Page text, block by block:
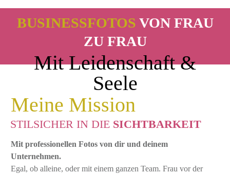
BUSINESSFOTOS VON FRAU
ZU FRAU
Mit Leidenschaft &
Seele
Meine Mission
STILSICHER IN DIE SICHTBARKEIT
Mit professionellen Fotos von dir und deinem
Unternehmen.
Egal, ob alleine, oder mit einem ganzen Team. Frau vor der